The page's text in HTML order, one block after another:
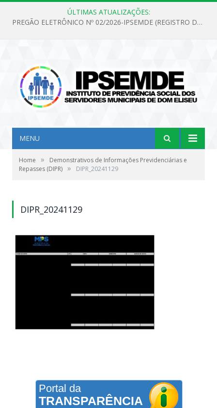
ÚLTIMAS ATUALIZAÇÕES:
PREGÃO ELETRÔNICO Nº 02/2026-IPSEMDE (REGISTRO DE PREÇOS PARA FUTURA E EVENTUAL AQUISIÇÃO DE MATERIAL DE LIMPEZA E GÊNEROS ALIMENTÍCIOS PARA ATENDER AS NECESSIDADES DO INSTITUTO DE PREVIDÊNCIA SOCIAL DOS SERVIDORES MUNICIPAIS DE DOM ELISEU.)
MENU
Home »
Demonstrativos de Informações Previdenciárias e
Repasses (DIPR) » DIPR_20241129
DIPR_20241129
Portal da
TRANSPARÊNCIA